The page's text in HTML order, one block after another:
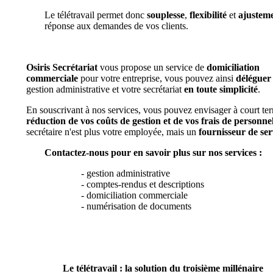
Le télétravail permet donc souplesse, flexibilité et
réponse aux demandes de vos clients.
Osiris Secrétariat vous propose un service de domiciliation
commerciale pour votre entreprise, vous pouvez ainsi déléguer
gestion administrative et votre secrétariat en toute simplicité.
En souscrivant à nos services, vous pouvez envisager à court
réduction de vos coûts de gestion et de vos frais de
secrétaire n'est plus votre employée, mais un fournisseur de
Contactez-nous pour en savoir plus sur nos services :
- gestion administrative
- comptes-rendus et descriptions
- domiciliation commerciale
- numérisation de documents
Le télétravail : la solution du troisième millénaire